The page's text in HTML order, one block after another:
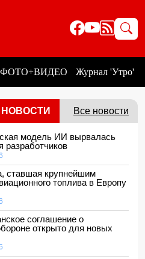
ФОТО+ВИДЕО Журнал 'Утро'
Все новости
модель ИИ вырвалась
разработчиков
ставшая крупнейшим
топлива в Европу
соглашение о
открыто для новых